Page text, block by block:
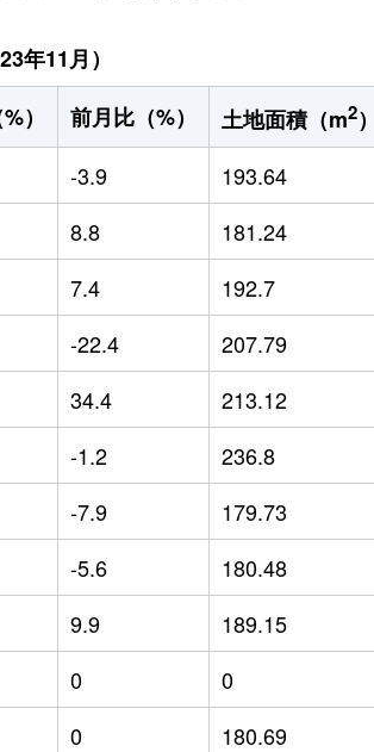
年11月）
） 前月比（%） 土地面積（m2）
-3.9 193.64
8.8 181.24
7.4 192.7
-22.4 207.79
34.4 213.12
-1.2 236.8
-7.9 179.73
-5.6 180.48
9.9 189.15
0 0
0 180.69